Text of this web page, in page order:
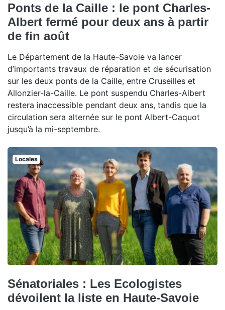
Ponts de la Caille : le pont Charles-
Albert fermé pour deux ans à partir
de fin août
Le Département de la Haute-Savoie va lancer
d’importants travaux de réparation et de sécurisation
sur les deux ponts de la Caille, entre Cruseilles et
Allonzier-la-Caille. Le pont suspendu Charles-Albert
restera inaccessible pendant deux ans, tandis que la
circulation sera alternée sur le pont Albert-Caquot
jusqu’à la mi-septembre.
Locales
Sénatoriales : Les Ecologistes
dévoilent la liste en Haute-Savoie